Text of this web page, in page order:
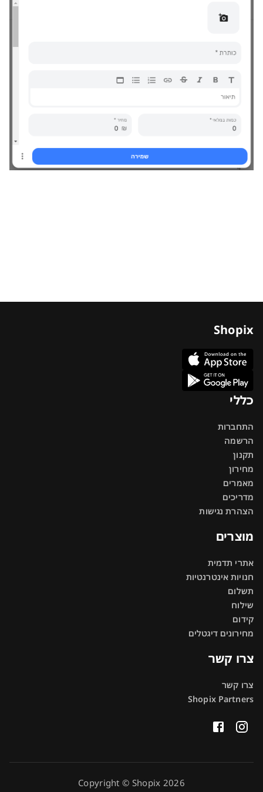
Shopix
כללי
התחברות
הרשמה
תקנון
מחירון
מאמרים
מדריכים
הצהרת נגישות
מוצרים
אתרי תדמית
חנויות אינטרנטיות
תשלום
שילוח
קידום
מחירונים דיגטלים
צרו קשר
צרו קשר
Shopix Partners
Copyright © Shopix 2026